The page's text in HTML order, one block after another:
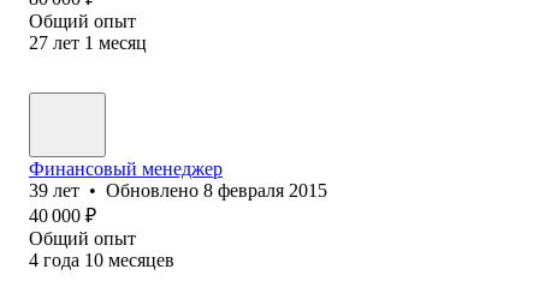
Общий опыт
27 лет 1 месяц
Финансовый менеджер
39 лет • Обновлено 8 февраля 2015
40 000 ₽
Общий опыт
4 года 10 месяцев